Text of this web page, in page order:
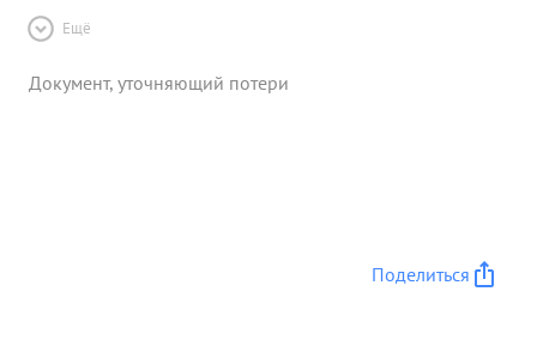
Ещё
Документ, уточняющий потери
Поделиться